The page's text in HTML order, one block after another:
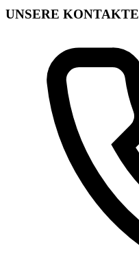
UNSERE KONTAKTE